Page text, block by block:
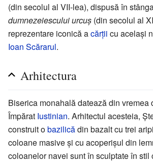
(din secolul al VII-lea), dispusă în
dumnezeiescului urcuș (din secolul al
reprezentare iconică acărții cu același
Ioan Scărarul.
Arhitectura
Biserica monahală datează din vremea
Împărat Iustinian. Arhitectul acesteia,
construit obazilicădin bazalt cu trei
coloane masive și cu acoperișul din
coloanelor navei sunt în sculptate în stil